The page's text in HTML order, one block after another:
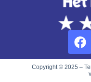
Copyright © 2025 –